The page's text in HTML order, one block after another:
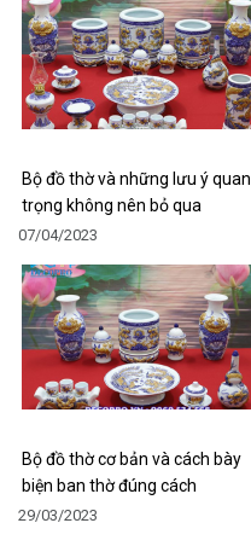
Bộ đồ thờ và những lưu ý quan
trọng không nên bỏ qua
07/04/2023
Bộ đồ thờ cơ bản và cách bày
biện ban thờ đúng cách
29/03/2023